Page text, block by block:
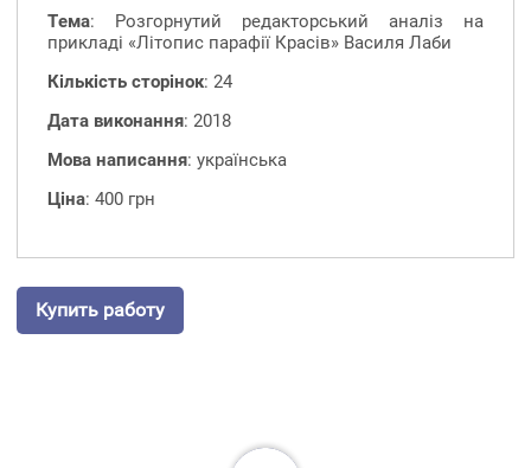
Тема: Розгорнутий редакторський аналіз на
прикладі «Літопис парафії Красів» Василя Лаби
Кількість сторінок: 24
Дата виконання: 2018
Мова написання: українська
Ціна: 400 грн
Купить работу